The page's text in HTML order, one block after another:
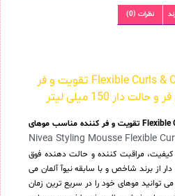
نظرات (0)
موس مو نیوآ مدل Flexible Curls & Care تقویت و فر
150 میلی لیتر
موس مو نیوآ مدل Flexible Curls & Care تقویت و فر کننده مناسب موهای
Nivea Styling Mousse Flexible
مراقبت کننده و حالت دهنده فوق
از برند شاخص و با سابقه نیوآ آلمان می
توانید موهای خود را در سریع ترین زمان